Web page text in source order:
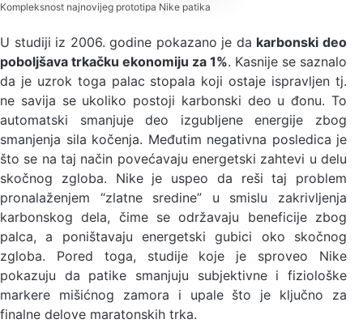
Kompleksnost najnovijeg prototipa Nike patika
U studiji iz 2006. godine pokazano je da karbonski deo
poboljšava trkačku ekonomiju za 1%. Kasnije se saznalo
da je uzrok toga palac stopala koji ostaje ispravljen tj.
ne savija se ukoliko postoji karbonski deo u đonu. To
automatski smanjuje deo izgubljene energije zbog
smanjenja sila kočenja. Međutim negativna posledica je
što se na taj način povećavaju energetski zahtevi u delu
skočnog zgloba. Nike je uspeo da reši taj problem
pronalaženjem “zlatne sredine” u smislu zakrivljenja
karbonskog dela, čime se održavaju beneficije zbog
palca, a poništavaju energetski gubici oko skočnog
zgloba. Pored toga, studije koje je sproveo Nike
pokazuju da patike smanjuju subjektivne i fiziološke
markere mišićnog zamora i upale što je ključno za
finalne delove maratonskih trka.